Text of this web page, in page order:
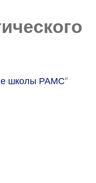
школы РАМС"